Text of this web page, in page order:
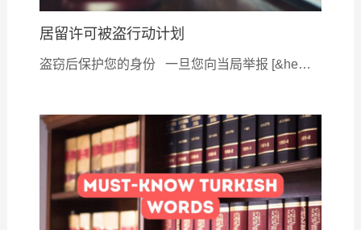
居留许可被盗行动计划
盗窃后保护您的身份 一旦您向当局举报 [&he…